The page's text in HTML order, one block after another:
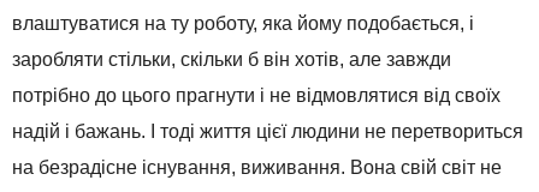
влаштуватися на ту роботу, яка йому подобається, і
заробляти стільки, скільки б він хотів, але завжди
потрібно до цього прагнути і не відмовлятися від своїх
надій і бажань. І тоді життя цієї людини не перетвориться
на безрадісне існування, виживання. Вона свій світ не